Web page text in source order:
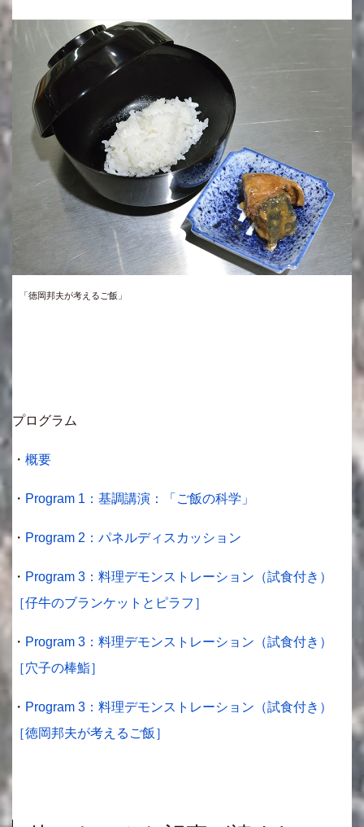
「徳岡邦夫が考えるご飯」
プログラム
・ 概要
・ Program 1：基調講演：「ご飯の科学」
・ Program 2：パネルディスカッション
・ Program 3：料理デモンストレーション（試食付き）
［仔牛のブランケットとピラフ］
・ Program 3：料理デモンストレーション（試食付き）
［穴子の棒鮨］
・ Program 3：料理デモンストレーション（試食付き）
［徳岡邦夫が考えるご飯］